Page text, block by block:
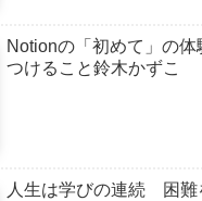
Notionの「初めて」の
つけること鈴木かずこ
人生は学びの連続 困難